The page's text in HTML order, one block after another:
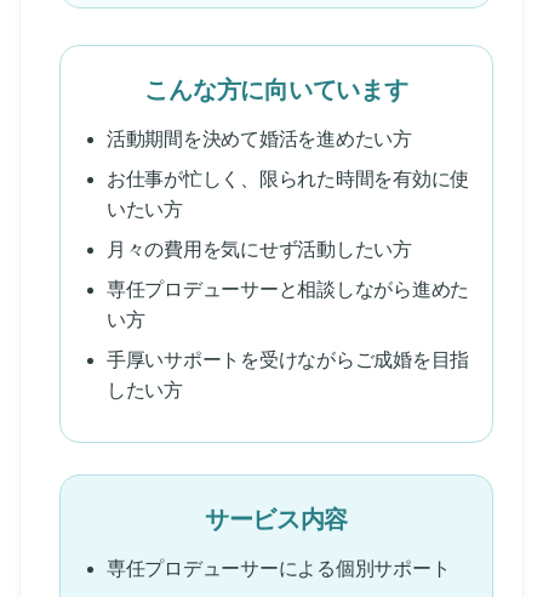
こんな方に向いています
活動期間を決めて婚活を進めたい方
お仕事が忙しく、限られた時間を有効に使
いたい方
月々の費用を気にせず活動したい方
専任プロデューサーと相談しながら進めた
い方
手厚いサポートを受けながらご成婚を目指
したい方
サービス内容
専任プロデューサーによる個別サポート